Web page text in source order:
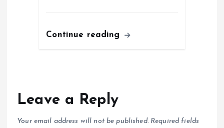
Continue reading
Leave a Reply
Your email address will not be published. Required fields